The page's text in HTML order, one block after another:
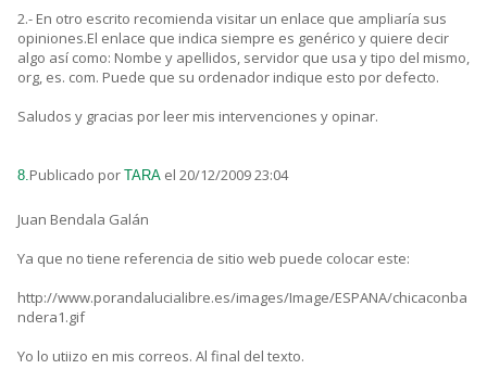
2.- En otro escrito recomienda visitar un enlace que ampliaría sus
opiniones.El enlace que indica siempre es genérico y quiere decir
algo así como: Nombe y apellidos, servidor que usa y tipo del mismo,
org, es. com. Puede que su ordenador indique esto por defecto.
Saludos y gracias por leer mis intervenciones y opinar.
8.Publicado por TARA el 20/12/2009 23:04
Juan Bendala Galán
Ya que no tiene referencia de sitio web puede colocar este:
http://www.porandalucialibre.es/images/Image/ESPANA/chicaconba
ndera1.gif
Yo lo utiizo en mis correos. Al final del texto.